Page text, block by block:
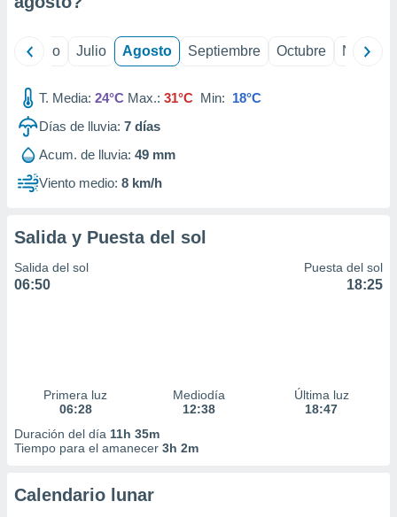
mediante
publicidad
publicidad
1199
Junio Julio Agosto Septiembre Octubre
T. Media: 24°C Max.: 31°C Min: 18°C
Días de lluvia: 7 días
Acum. de lluvia: 49 mm
Viento medio: 8 km/h
Salida y Puesta del sol
Salida del sol
06:50
Puesta del sol
18:25
Primera luz
06:28
Mediodía
12:38
Última luz
18:47
Duración del día 11h 35m
Tiempo para el amanecer 3h 2m
Calendario lunar